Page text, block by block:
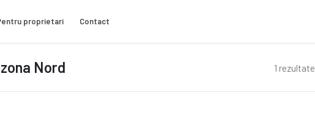
proprietari Contact
1 rezultate
Nord